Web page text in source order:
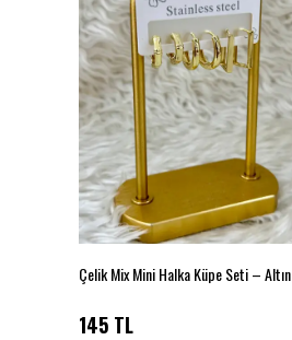
Çelik Mix Mini Halka Küpe Seti – Altın
145 TL